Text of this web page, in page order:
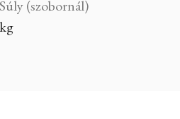
Súly (szobornál)
kg